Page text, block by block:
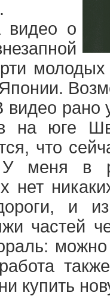
о
видео
на юге
что
меня в
нет
и
частей
купить